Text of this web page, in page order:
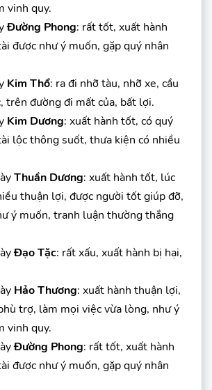
vinh quy.
Đường Phong: rất tốt, xuất hành
được như ý muốn, gặp quý nhân
Kim Thổ: ra đi nhỡ tàu, nhỡ xe, cầu
trên đường đi mất của, bất lợi.
Kim Dương: xuất hành tốt, có quý
lộc thông suốt, thưa kiện có nhiều
Thuần Dương: xuất hành tốt, lúc
thuận lợi, được người tốt giúp đỡ,
ý muốn, tranh luận thường thắng
Đạo Tặc: rất xấu, xuất hành bị hại,
Hảo Thương: xuất hành thuận lợi,
trợ, làm mọi việc vừa lòng, như ý
vinh quy.
Đường Phong: rất tốt, xuất hành
được như ý muốn, gặp quý nhân